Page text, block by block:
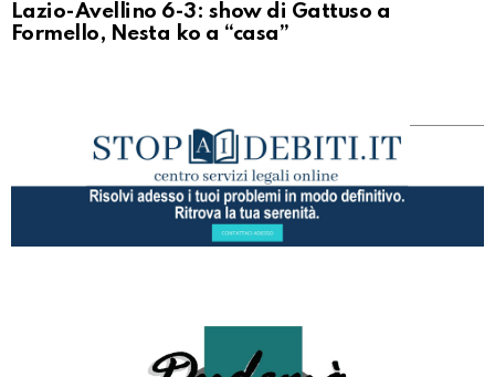
Lazio-Avellino 6-3: show di Gattuso a
Formello, Nesta ko a “casa”